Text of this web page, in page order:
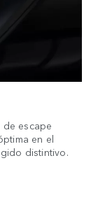
de escape
en el
distintivo.